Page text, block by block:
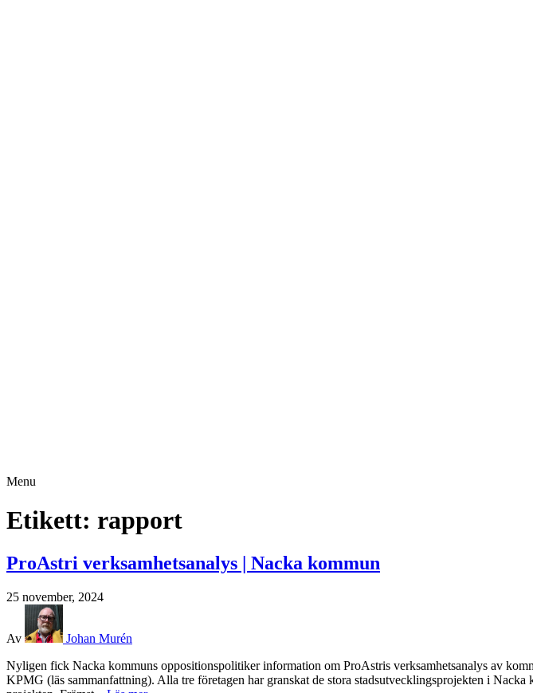
Menu
Etikett: rapport
ProAstri verksamhetsanalys | Nacka kommun
25 november, 2024
Av
Johan Murén
Nyligen fick Nacka kommuns oppositionspolitiker information om ProAstris verksamhetsanalys av
KPMG (läs sammanfattning). Alla tre företagen har granskat de stora stadsutvecklingsprojekten i